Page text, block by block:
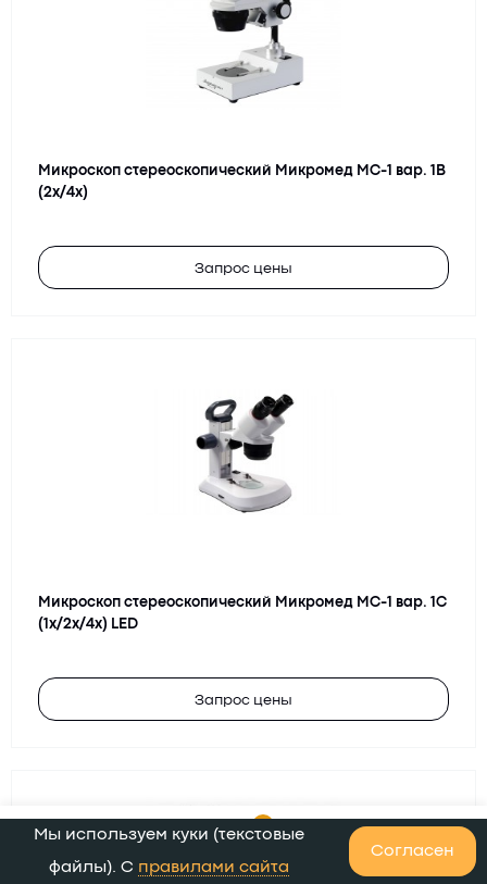
Главная Корзина Избранное
Кабинет
Микроскоп стереоскопический Микромед МС-1 вар. 1B
(2х/4х)
Запрос цены
Микроскоп стереоскопический Микромед МС-1 вар. 1C
(1х/2х/4х) LED
Запрос цены
Мы используем куки (текстовые
файлы). С правилами сайта
Согласен